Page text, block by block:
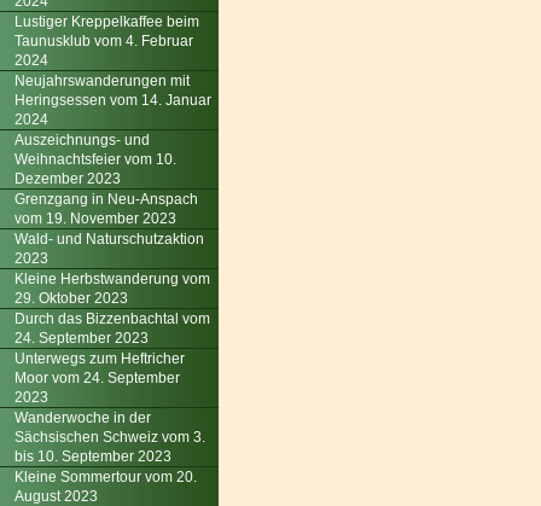
Lustiger Kreppelkaffee beim
Taunusklub vom 4. Februar
2024
Neujahrswanderungen mit
Heringsessen vom 14. Januar
2024
Auszeichnungs- und
Weihnachtsfeier vom 10.
Dezember 2023
Grenzgang in Neu-Anspach
vom 19. November 2023
Wald- und Naturschutzaktion
2023
Kleine Herbstwanderung vom
29. Oktober 2023
Durch das Bizzenbachtal vom
24. September 2023
Unterwegs zum Heftricher
Moor vom 24. September
2023
Wanderwoche in der
Sächsischen Schweiz vom 3.
bis 10. September 2023
Kleine Sommertour vom 20.
August 2023